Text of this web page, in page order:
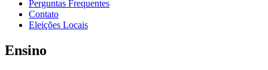
Perguntas Frequentes
Contato
Eleições Locais
Ensino